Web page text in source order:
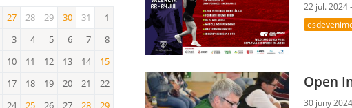
27 28 29 30 31
1
3 4 5 6 7
8
10 11 12 13 14 15
15
17 18 19 20 21
22
24 25 26 27 28 29
22 jul.
Open
30 juny